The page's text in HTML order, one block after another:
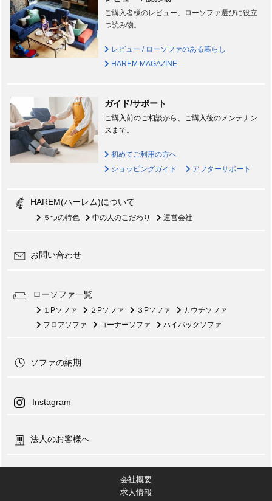
ご購入者様のレビュー、ローソファ選びに役立
つ読み物。
レビュー / ローソファのある暮らし
HAREM MAGAZINE
ガイド/サポート
ご購入前のご相談から、ご購入後のメンテナン
スまで。
初めてご利用の方へ
ショッピングガイド
アフターサポート
HAREM(ハーレム)について
５つの特色 中の人のこだわり 運営会社
お問い合わせ
ローソファ一覧
１Pソファ ２Pソファ ３Pソファ
カウチソファ
フロアソファ
コーナーソファ ハイバックソファ
ソファの納期
Instagram
法人のお客様へ
会社概要
求人情報